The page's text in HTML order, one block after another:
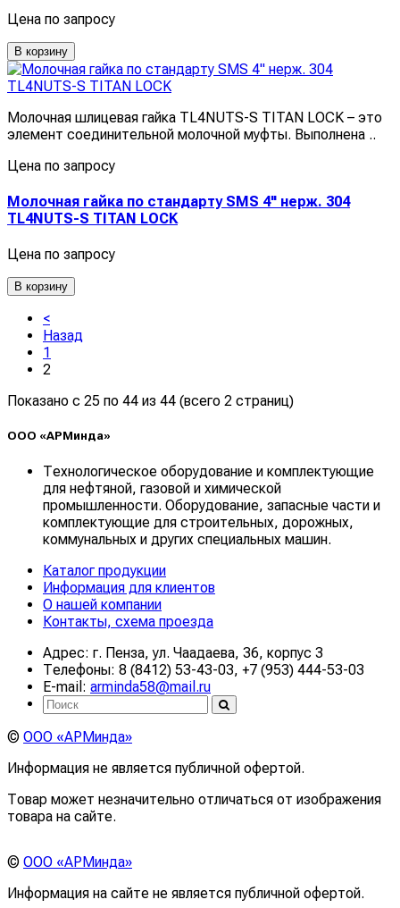
Цена по запросу
В корзину
Молочная шлицевая гайка TL4NUTS-S TITAN LOCK – это
элемент соединительной молочной муфты. Выполнена ..
Цена по запросу
Молочная гайка по стандарту SMS 4" нерж. 304
TL4NUTS-S TITAN LOCK
Цена по запросу
В корзину
<
Назад
1
2
Показано с 25 по 44 из 44 (всего 2 страниц)
ООО «АРМинда»
Технологическое оборудование и комплектующие
для нефтяной, газовой и химической
промышленности. Оборудование, запасные части и
комплектующие для строительных, дорожных,
коммунальных и других специальных машин.
Каталог продукции
Информация для клиентов
О нашей компании
Контакты, схема проезда
Адрес: г. Пенза, ул. Чаадаева, 36, корпус 3
Телефоны: 8 (8412) 53-43-03, +7 (953) 444-53-03
E-mail: arminda58@mail.ru
© ООО «АРМинда»
Информация не является публичной офертой.
Товар может незначительно отличаться от изображения
товара на сайте.
© ООО «АРМинда»
Информация на сайте не является публичной офертой.